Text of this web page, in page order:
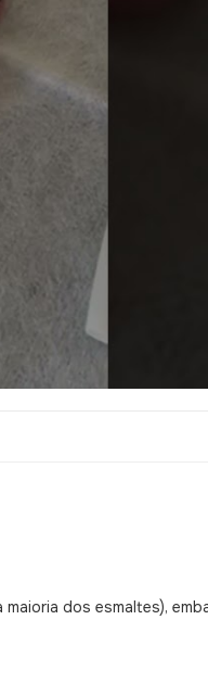
dos esmaltes),